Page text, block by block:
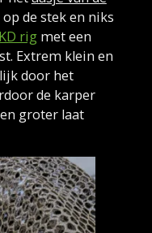
de stek en niks
KD rigmet een
Extrem klein en
door het
de karper
groter laat